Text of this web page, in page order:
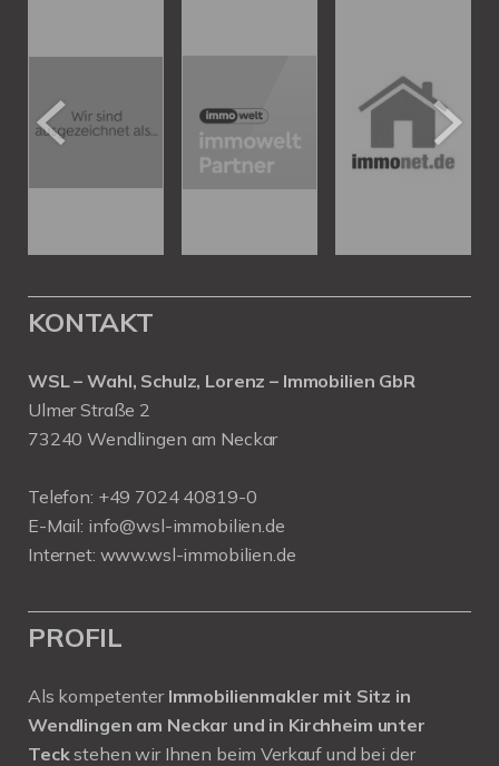
KONTAKT
WSL – Wahl, Schulz, Lorenz – Immobilien GbR
Ulmer Straße 2
73240 Wendlingen am Neckar
Telefon: +49 7024 40819-0
E-Mail: info@wsl-immobilien.de
Internet: www.wsl-immobilien.de
PROFIL
Als kompetenter Immobilienmakler mit Sitz in
Wendlingen am Neckar und in Kirchheim unter
Teckstehen wir Ihnen beim Verkauf und bei der